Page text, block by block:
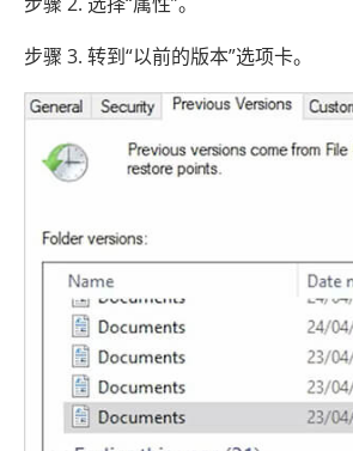
步骤 3. 转到“以前的版本”选项卡。